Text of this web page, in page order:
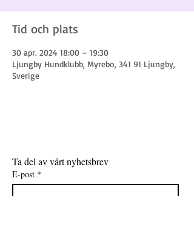
Tid och plats
30 apr. 2024 18:00 – 19:30
Ljungby Hundklubb, Myrebo, 341 91 Ljungby,
Sverige
Ta del av vårt nyhetsbrev
E-post *